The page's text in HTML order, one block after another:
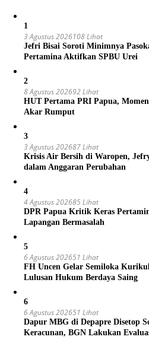
1
3 Agustus 2026108 Lihat
Jefri Bisai Soroti Minimnya
Pertamina Aktifkan SPBU Urei
2
8 Agustus 202692 Lihat
HUT Pertama PRI Papua,
Akar Rumput
3
3 Agustus 202687 Lihat
Krisis Air Bersih di Waropen,
dalam Anggaran Perubahan
4
4 Agustus 202685 Lihat
DPR Papua Kritik Keras
Lapangan Bermasalah
5
6 Agustus 202651 Lihat
FH Uncen Gelar Semiloka
Lulusan Hukum Berdaya Saing
6
6 Agustus 202651 Lihat
Dapur MBG di Depapre Disetop
Keracunan, BGN Lakukan